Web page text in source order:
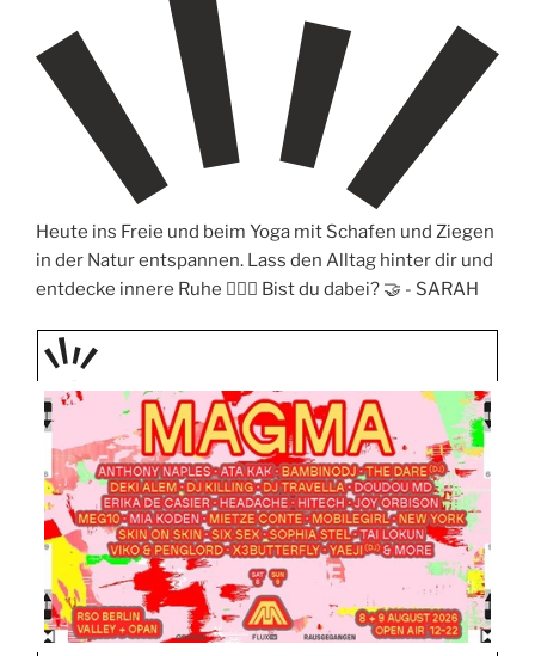
Heute ins Freie und beim Yoga mit Schafen und Ziegen
in der Natur entspannen. Lass den Alltag hinter dir und
entdecke innere Ruhe 🧘‍♀️✨ Bist du dabei? 🤝 - SARAH
PRÄS
ENTIE
RT